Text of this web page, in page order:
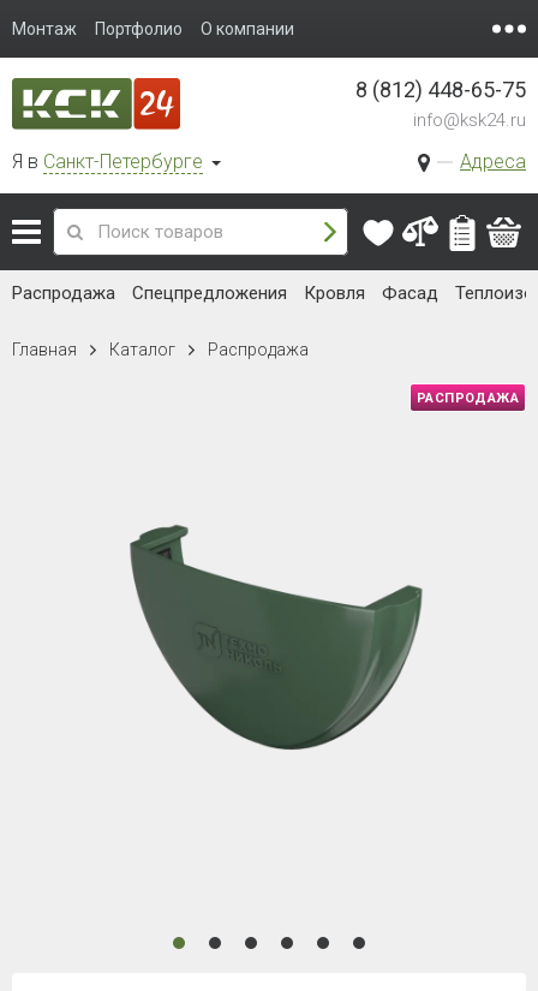
Монтаж Портфолио О компании
Я в Санкт-Петербурге Адреса
8 (812) 448-65-75
info@ksk24.ru
Распродажа Спецпредложения Кровля Фасад
Главная Каталог Распродажа
РАСПРОДАЖА